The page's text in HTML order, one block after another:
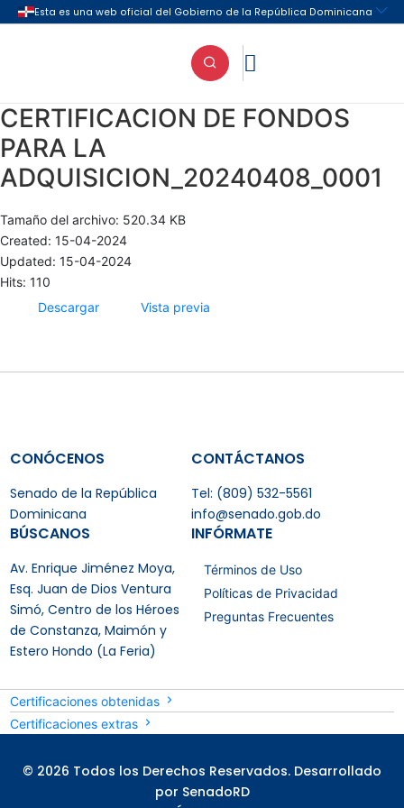

CERTIFICACION DE FONDOS
PARA LA
ADQUISICION_20240408_0001
Tamaño del archivo: 520.34 KB
Created: 15-04-2024
Updated: 15-04-2024
Hits: 110
Descargar
Vista previa
CONÓCENOS
Senado de la República
Dominicana
CONTÁCTANOS
Tel: (809) 532-5561
info@senado.gob.do
BÚSCANOS
Av. Enrique Jiménez Moya,
Esq. Juan de Dios Ventura
Simó, Centro de los Héroes
de Constanza, Maimón y
Estero Hondo (La Feria)
INFÓRMATE
Términos de Uso
Políticas de Privacidad
Preguntas Frecuentes
Certificaciones obtenidas
Certificaciones extras
© 2026 Todos los Derechos Reservados. Desarrollado
por SenadoRD